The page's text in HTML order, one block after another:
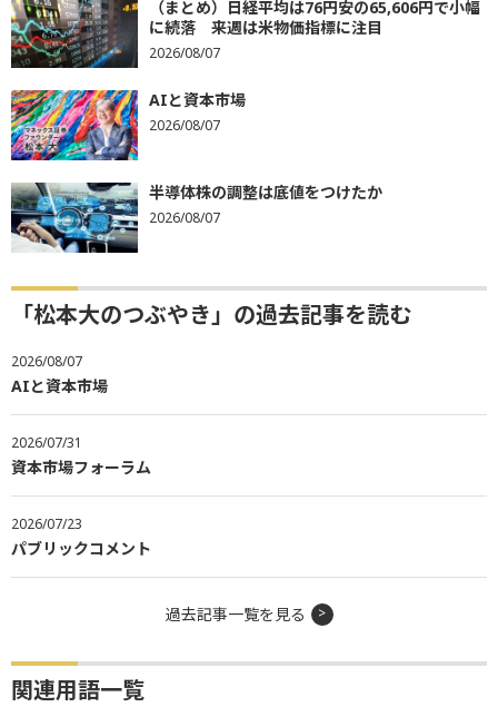
（まとめ）日経平均は76円安の65,606円で小幅
に続落 来週は米物価指標に注目
2026/08/07
AIと資本市場
2026/08/07
半導体株の調整は底値をつけたか
2026/08/07
「松本大のつぶやき」の過去記事を読む
2026/08/07
AIと資本市場
2026/07/31
資本市場フォーラム
2026/07/23
パブリックコメント
過去記事一覧を見る
関連用語一覧